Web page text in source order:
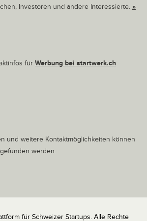
Investoren und andere Interessierte. »
für Werbung bei startwerk.ch
und weitere Kontaktmöglichkeiten können
gefunden werden.
für Schweizer Startups. Alle Rechte